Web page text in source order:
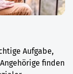
Aufgabe,
finden